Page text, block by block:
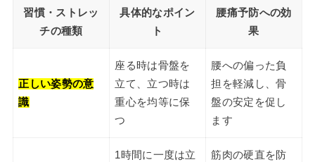
習慣・ストレッ
チの種類
具体的なポイン
ト
腰痛予防への効
果
正しい姿勢の意
識
座る時は骨盤を
立て、立つ時は
重心を均等に保
つ
腰への偏った負
担を軽減し、骨
盤の安定を促し
ます
1時間に一度は立
筋肉の硬直を防